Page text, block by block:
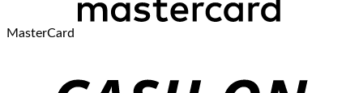
MasterCard